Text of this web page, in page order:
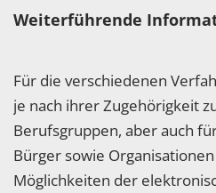
Weiterführende
Für die verschiedenen
je nach ihrer Zugehörigkeit
Berufsgruppen, aber auch
Bürger sowie
Möglichkeiten der